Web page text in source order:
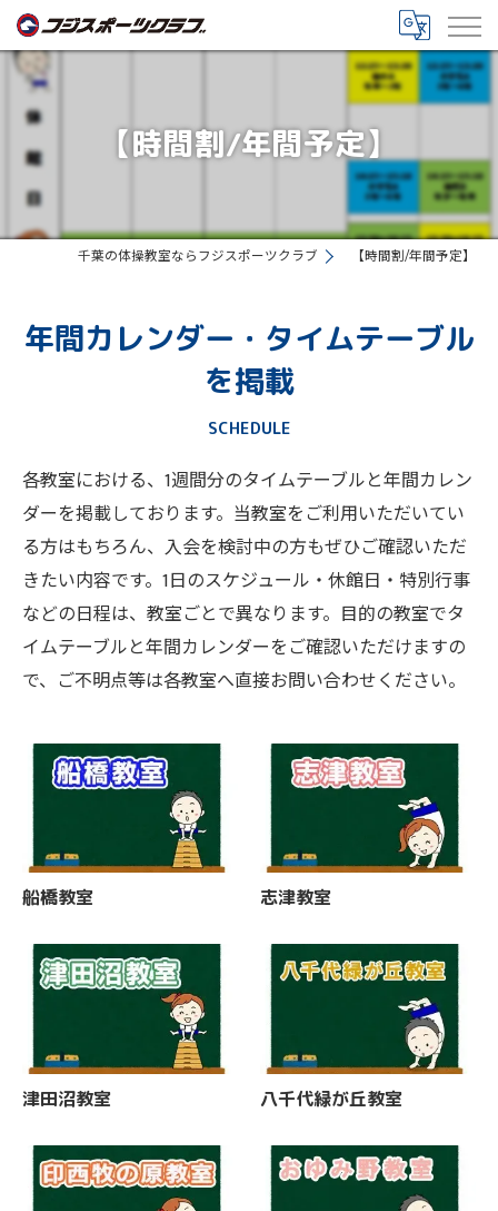
【時間割/年間予定】
千葉の体操教室ならフジスポーツクラブ 【時間割/年間予定】
年間カレンダー・タイムテーブル
を掲載
SCHEDULE
各教室における、1週間分のタイムテーブルと年間カレン
ダーを掲載しております。当教室をご利用いただいてい
る方はもちろん、入会を検討中の方もぜひご確認いただ
きたい内容です。1日のスケジュール・休館日・特別行事
などの日程は、教室ごとで異なります。目的の教室でタ
イムテーブルと年間カレンダーをご確認いただけますの
で、ご不明点等は各教室へ直接お問い合わせください。
船橋教室 志津教室
津田沼教室 八千代緑が丘教室